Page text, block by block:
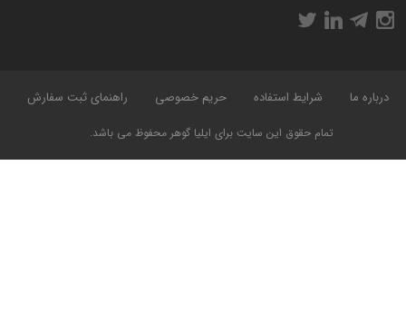
تمام حقوق این سایت برای ایلیا گوهر محفوظ می باشد.
درباره ما شرایط استفاده حریم خصوصی راهنمای ثبت سفارش